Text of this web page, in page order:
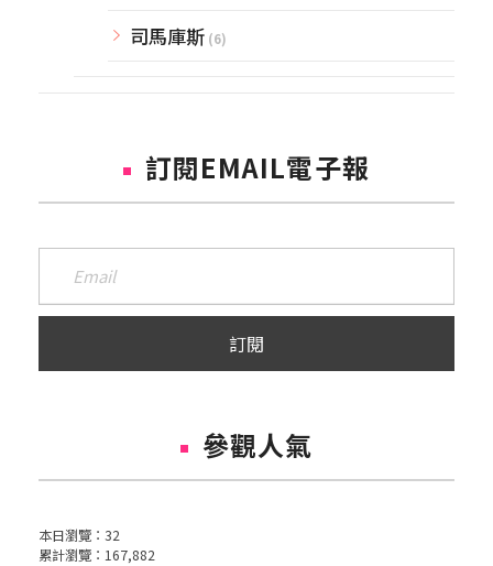
司馬庫斯 (6)
訂閱EMAIL電子報
參觀人氣
本日瀏覽： 32
累計瀏覽： 167,882